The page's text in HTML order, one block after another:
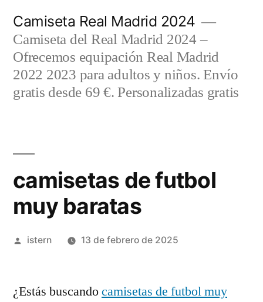
contenido
Camiseta Real Madrid 2024
Camiseta del Real Madrid 2024 –
Ofrecemos equipación Real Madrid
2022 2023 para adultos y niños. Envío
gratis desde 69 €. Personalizadas gratis
camisetas de futbol
muy baratas
Publicado
istern 13 de febrero de 2025
¿Estás buscandocamisetas de futbol muy